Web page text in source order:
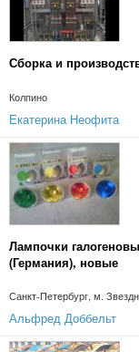
Сборка и
Колпино
Екатерина Неофита
Лампочки
(Германия), новые
Санкт-Петербург, м.
Альфред Доббельт